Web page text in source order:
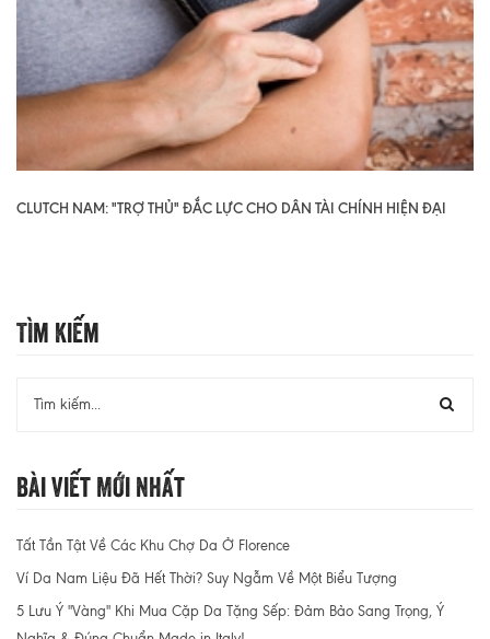
CLUTCH NAM: "TRỢ THỦ" ĐẮC LỰC CHO DÂN TÀI CHÍNH HIỆN ĐẠI
Tìm Kiếm
Bài Viết Mới Nhất
Tất Tần Tật Về Các Khu Chợ Da Ở Florence
Ví Da Nam Liệu Đã Hết Thời? Suy Ngẫm Về Một Biểu Tượng
5 Lưu Ý "Vàng" Khi Mua Cặp Da Tặng Sếp: Đảm Bảo Sang Trọng, Ý